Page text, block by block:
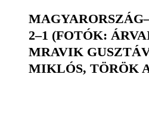
2–1 (FOTÓK:
MRAVIK
MIKLÓS, TÖRÖK